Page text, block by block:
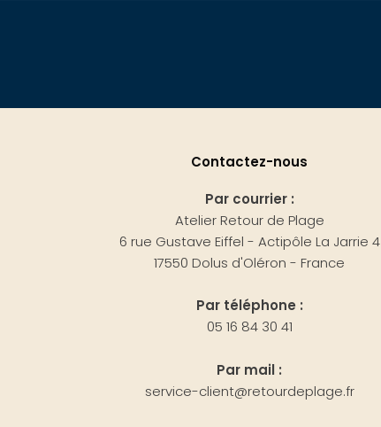
Contactez-nous
Par courrier :
Atelier Retour de Plage
6 rue Gustave Eiffel - Actipôle La Jarrie 4
17550 Dolus d'Oléron - France
Par téléphone :
05 16 84 30 41
Par mail :
service-client@retourdeplage.fr